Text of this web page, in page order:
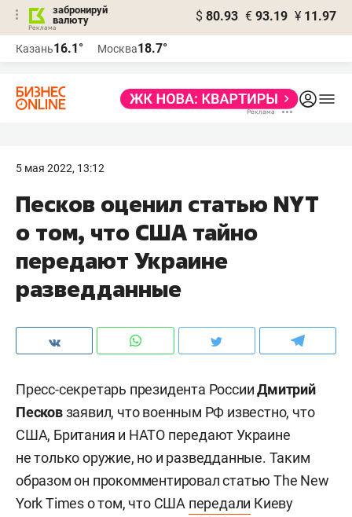
забронируй
валюту
$ 80.93 € 93.19 ¥ 11.97
Казань16.1° Москва18.7°
5 мая 2022, 13:12
Песков оценил статью NYT
о том, что США тайно
передают Украине
разведданные
Пресс-секретарь президента РоссииДмитрий
Песковзаявил, что военным РФ известно, что
США, Британия и НАТО передают Украине
не только оружие, но и разведданные. Таким
образом он прокомментировал статью The New
York Times о том, что США передали Киеву